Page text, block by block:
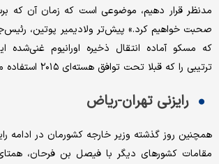
مدنظر قرار دهیم، موضوعی است که زمان آن که
صحبت خواهیم کرد.» پیش‌تر ولادیمیر پوتین،
که مسکو آماده انتقال ذخیره اورانیوم غنی‌شده
ترتیبی را که قبلا تحت توافق هسته‌ای ۲۰۱۵ استفاده می‌شد، احیا ‌کند.
رایزنی تهران-ریاض
همچنین روز گذشته وزیر خارجه کشورمان در ادامه
مقامات کشورهای دیگر با فیصل بن فرحان،